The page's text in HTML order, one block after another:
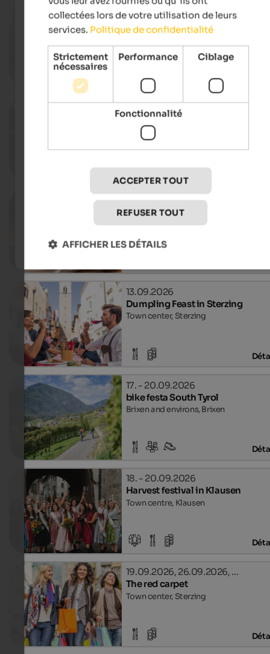
21. - 23.08.2026
Festival in the historic centre of
Town center, Brixen
22. - 23.08.2026
DingsDo Festival
Wasserbühl Road, Lajen
29.08. - 13.09.2026
Plum Weeks in Barbian
13.09.2026
Dumpling Feast in Sterzing
Town center, Sterzing
17. - 20.09.2026
bike festa South Tyrol
Brixen and environs, Brixen
18. - 20.09.2026
Harvest festival in Klausen
Town centre, Klausen
19.09.2026, 26.09.2026, …
The red carpet
Town center, Sterzing
collectées lors de votre utilisation de leurs
services. Politique de confidentialité
Strictement
nécessaires
Performance Ciblage
Fonctionnalité
ACCEPTER TOUT
REFUSER TOUT
AFFICHER LES DÉTAILS